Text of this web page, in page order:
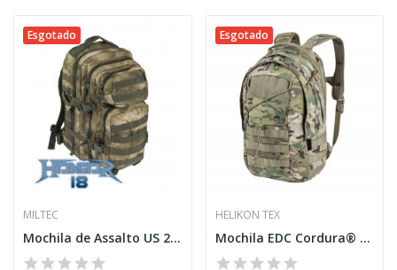
Esgotado
MILTEC
Mochila de Assalto US 20L A-Tacs FG
Esgotado
HELIKON TEX
Mochila EDC Cordura® Multicam® [Helikon-Tex]